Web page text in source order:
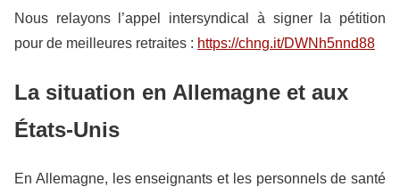
Nous relayons l’appel intersyndical à signer la pétition
pour de meilleures retraites : https://chng.it/DWNh5nnd88
La situation en Allemagne et aux
États-Unis
En Allemagne, les enseignants et les personnels de santé